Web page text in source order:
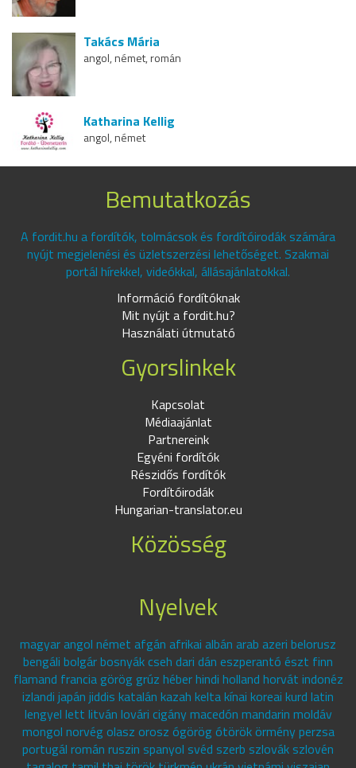
Takács Mária
angol, német, román
Katharina Kellig
angol, német
Bemutatkozás
A fordit.hu a fordítók, tolmácsok és fordítóirodák számára
nyújt megjelenési és üzletszerzési lehetőséget. Szakmai
portál hírekkel, videókkal, állásajánlatokkal.
Információ fordítóknak
Mit nyújt a fordit.hu?
Használati útmutató
Gyorslinkek
Kapcsolat
Médiaajánlat
Partnereink
Egyéni fordítók
Részidős fordítók
Fordítóirodák
Hungarian-translator.eu
Közösség
Nyelvek
magyar angol német afgán afrikai albán arab azeri belorusz
bengáli bolgár bosnyák cseh dari dán eszperantó észt finn
flamand francia görög grúz héber hindi holland horvát indonéz
izlandi japán jiddis katalán kazah kelta kínai koreai kurd latin
lengyel lett litván lovári cigány macedón mandarin moldáv
mongol norvég olasz orosz ógörög ótörök örmény perzsa
portugál román ruszin spanyol svéd szerb szlovák szlovén